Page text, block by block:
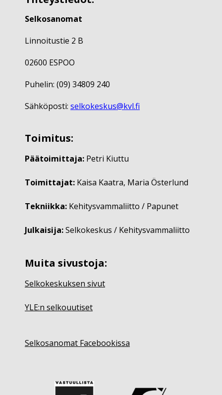
Selkosanomat
Linnoitustie 2 B
02600 ESPOO
Puhelin: (09) 34809 240
Sähköposti: selkokeskus@kvl.fi
Toimitus:
Päätoimittaja: Petri Kiuttu
Toimittajat: Kaisa Kaatra, Maria Österlund
Tekniikka: Kehitysvammaliitto / Papunet
Julkaisija:Selkokeskus / Kehitysvammaliitto
Muita sivustoja:
Selkokeskuksen sivut
YLE:n selkouutiset
Selkosanomat Facebookissa